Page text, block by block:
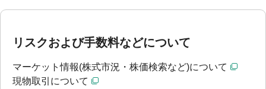
リスクおよび手数料などについて
マーケット情報(株式市況・株価検索など)について
現物取引について